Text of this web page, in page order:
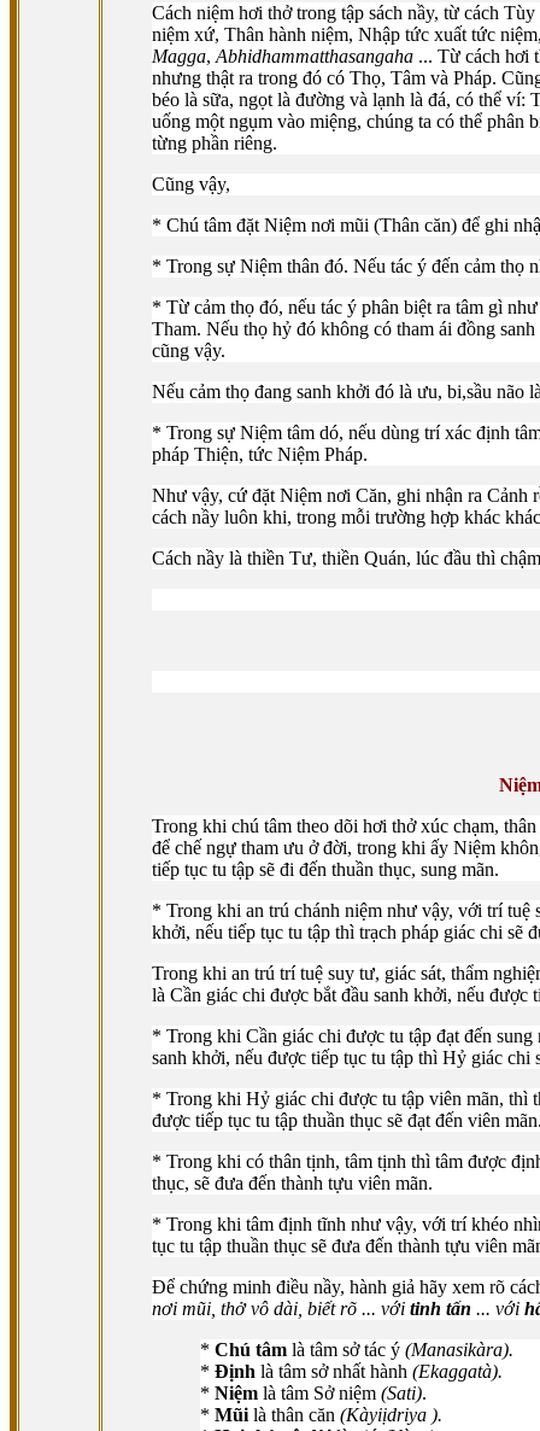
Cách niệm hơi thở trong tập sách nầy, từ cách
niệm xứ, Thân hành niệm, Nhập tức xuất tức
Magga, Abhidhammatthasangaha ... Từ cách hơi
nhưng thật ra trong đó có Thọ, Tâm và Pháp.
béo là sữa, ngọt là đường và lạnh là đá, có thể
uống một ngụm vào miệng, chúng ta có thể phân
từng phần riêng.
Cũng vậy,
* Chú tâm đặt Niệm nơi mũi (Thân căn) để ghi
* Trong sự Niệm thân đó. Nếu tác ý đến cảm thọ
* Từ cảm thọ đó, nếu tác ý phân biệt ra tâm gì
Tham. Nếu thọ hỷ đó không có tham ái đồng
cũng vậy.
Nếu cảm thọ đang sanh khởi đó là ưu, bi,sầu não
* Trong sự Niệm tâm dó, nếu dùng trí xác định
pháp Thiện, tức Niệm Pháp.
Như vậy, cứ đặt Niệm nơi Căn, ghi nhận ra
cách nầy luôn khi, trong mỗi trường hợp khác
Cách nầy là thiền Tư, thiền Quán, lúc đầu thì
Trong khi chú tâm theo dõi hơi thở xúc chạm,
để chế ngự tham ưu ở đời, trong khi ấy Niệm
tiếp tục tu tập sẽ đi đến thuần thục, sung mãn.
* Trong khi an trú chánh niệm như vậy, với trí tuệ
khởi, nếu tiếp tục tu tập thì trạch pháp giác chi sẽ
Trong khi an trú trí tuệ suy tư, giác sát, thẩm
là Cần giác chi được bắt đầu sanh khởi, nếu được
* Trong khi Cần giác chi được tu tập đạt đến
sanh khởi, nếu được tiếp tục tu tập thì Hỷ giác chi
* Trong khi Hỷ giác chi được tu tập viên mãn, thì
được tiếp tục tu tập thuần thục sẽ đạt đến viên
* Trong khi có thân tịnh, tâm tịnh thì tâm được
thục, sẽ đưa đến thành tựu viên mãn.
* Trong khi tâm định tĩnh như vậy, với trí khéo
tục tu tập thuần thục sẽ đưa đến thành tựu viên
Ðể chứng minh điều nầy, hành giả hãy xem rõ
nơi mũi, thở vô dài, biết rõ ... với tinh tấn ... với
* Chú tâm là tâm sở tác ý (Manasikàra).
* Ðịnh là tâm sở nhất hành (Ekaggatà).
* Niệm là tâm Sở niệm (Sati).
* Mũi là thân căn (Kàyiịdriya ).